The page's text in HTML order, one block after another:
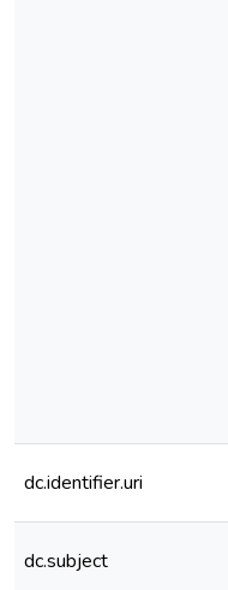
dc.identifier.uri
dc.subject